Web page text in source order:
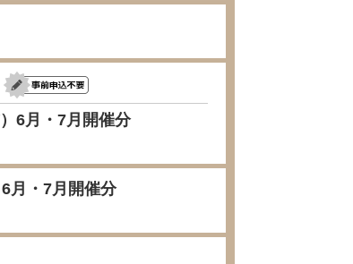
6月・7月開催分
月・7月開催分